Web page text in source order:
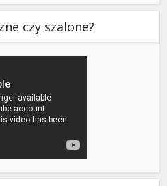
czy szalone?